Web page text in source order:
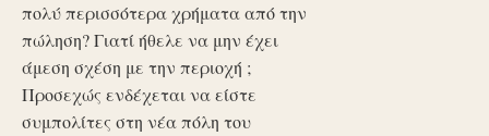
πολύ περισσότερα χρήματα από την
πώληση? Γιατί ήθελε να μην έχει
άμεση σχέση με την περιοχή ;
Προσεχώς ενδέχεται να είστε
συμπολίτες στη νέα πόλη του